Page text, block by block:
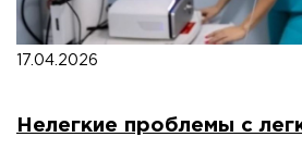
17.04.2026
Нелегкие проблемы с